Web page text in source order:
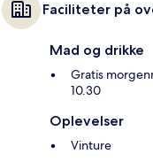
Faciliteter på
Mad og drikke
Gratis
10.30
Oplevelser
Vinture